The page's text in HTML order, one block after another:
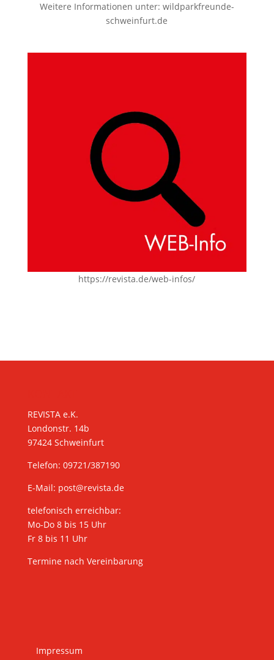
Weitere Informationen unter: wildparkfreunde-
schweinfurt.de
https://revista.de/web-infos/
REVISTA e.K.
Londonstr. 14b
97424 Schweinfurt
Telefon: 09721/387190
E-Mail: post@revista.de
telefonisch erreichbar:
Mo-Do 8 bis 15 Uhr
Fr 8 bis 11 Uhr
Termine nach Vereinbarung
Impressum